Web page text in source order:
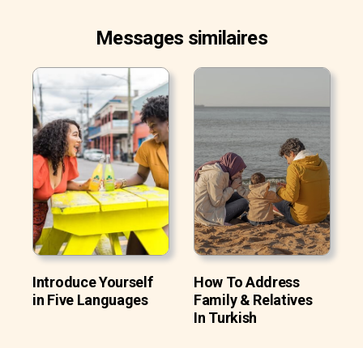
Messages similaires
Introduce Yourself
in Five Languages
How To Address
Family & Relatives
In Turkish